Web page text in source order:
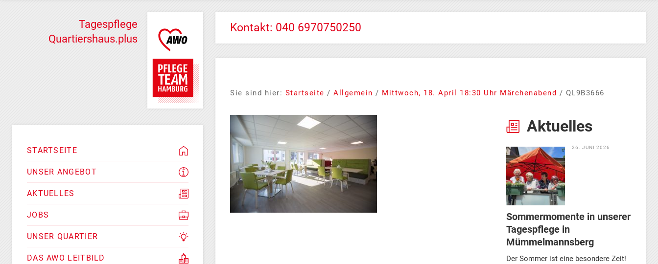
Tagespflege
Quartiershaus.plus
STARTSEITE
UNSER ANGEBOT
AKTUELLES
JOBS
UNSER QUARTIER
DAS AWO LEITBILD
Kontakt: 040 6970750250
Sie sind hier: Startseite / Allgemein / Mittwoch, 18. April 18:30 Uhr Märchenabend / QL9B3666
Aktuelles
26. JUNI 2026
Sommermomente in unserer
Tagespflege in
Mümmelmannsberg
Der Sommer ist eine besondere Zeit!